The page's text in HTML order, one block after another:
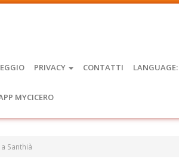
PRIVACY CONTATTI LANGUAGE:
MYCICERO
Santhià